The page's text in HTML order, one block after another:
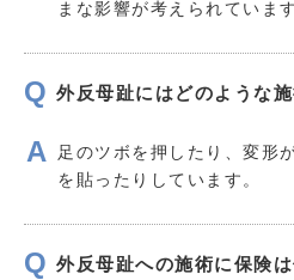
まな影響が考えられています
外反母趾にはどのような
足のツボを押したり、変形
を貼ったりしています。
外反母趾への施術に保険